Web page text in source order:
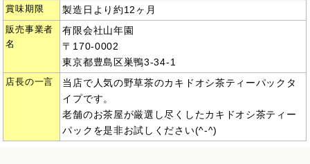
賞味期限 製造日より約12ヶ月
販売事業者
名
有限会社山年園
〒170-0002
東京都豊島区巣鴨3-34-1
店長の一言
当店で人気の野草茶のカキドオシ茶ティーパックタ
イプです。
老舗のお茶屋が厳選し尽くしたカキドオシ茶ティー
パックを是非お試しください(^-^)